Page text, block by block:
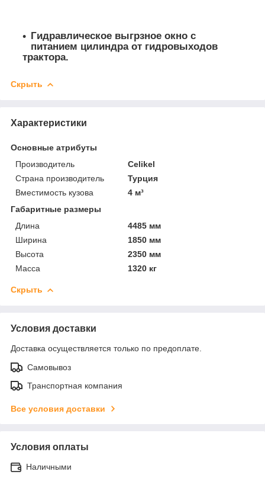
Гидравлическое выгрзное окно с
питанием цилиндра от гидровыходов
трактора.
Скрыть
Характеристики
Основные атрибуты
Производитель
Celikel
Страна производитель
Турция
Вместимость кузова
4 м³
Габаритные размеры
Длина
4485 мм
Ширина
1850 мм
Высота
2350 мм
Масса
1320 кг
Скрыть
Условия доставки
Доставка осуществляется только по предоплате.
Самовывоз
Транспортная компания
Все условия доставки
Условия оплаты
Наличными